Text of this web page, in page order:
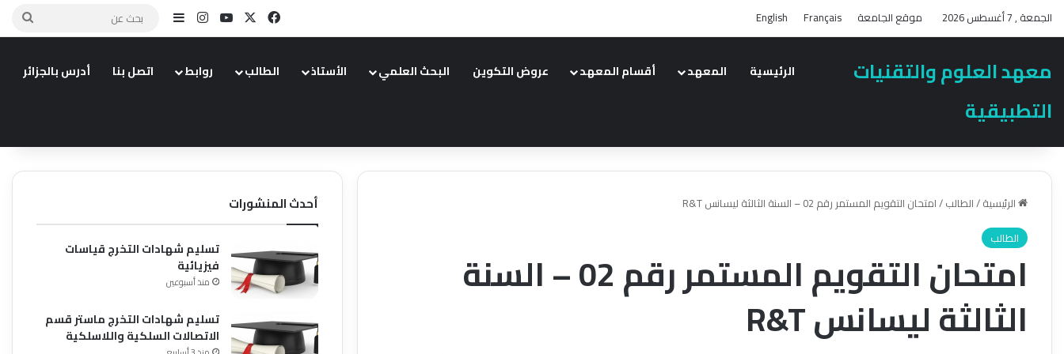
الجمعة , 7 أغسطس 2026 موقع الجامعة Français
English فيسبوك يوتيوبانستقرامإضافة عمود جانبي
بحث
معهد العلوم والتقنيات
التطبيقية
الرئيسية المعهد أقسام المعهد عروض التكوين البحث العلمي الأستاذ الطالب روابط اتصل بنا أدرس بالجزائر
الرئيسية/الطالب/امتحان التقويم المستمر رقم 02 – السنة الثالثة ليسانس R&T
الطالب
امتحان التقويم المستمر رقم 02 – السنة
الثالثة ليسانس R&T
أحدث المنشورات
تسليم شهادات التخرج قياسات
فيزيائية
منذ أسبوعين
تسليم شهادات التخرج ماستر قسم
الاتصالات السلكية واللاسلكية